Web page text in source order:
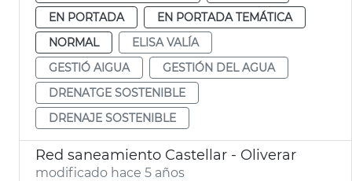
EN PORTADA
EN PORTADA TEMÁTICA
NORMAL
ELISA VALÍA
GESTIÓ AIGUA
GESTIÓN DEL AGUA
DRENATGE SOSTENIBLE
DRENAJE SOSTENIBLE
Red saneamiento Castellar - Oliverar
modificado hace 5 años